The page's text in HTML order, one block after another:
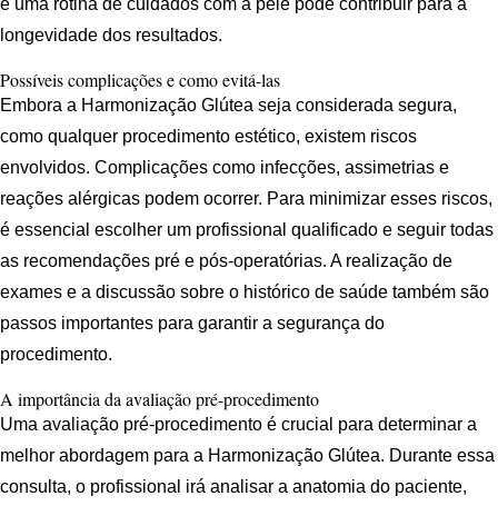
longevidade dos resultados.
Possíveis complicações e como evitá-las
Embora a Harmonização Glútea seja considerada segura,
como qualquer procedimento estético, existem riscos
envolvidos. Complicações como infecções, assimetrias e
reações alérgicas podem ocorrer. Para minimizar esses riscos,
é essencial escolher um profissional qualificado e seguir todas
as recomendações pré e pós-operatórias. A realização de
exames e a discussão sobre o histórico de saúde também são
passos importantes para garantir a segurança do
procedimento.
A importância da avaliação pré-procedimento
Uma avaliação pré-procedimento é crucial para determinar a
melhor abordagem para a Harmonização Glútea. Durante essa
consulta, o profissional irá analisar a anatomia do paciente,